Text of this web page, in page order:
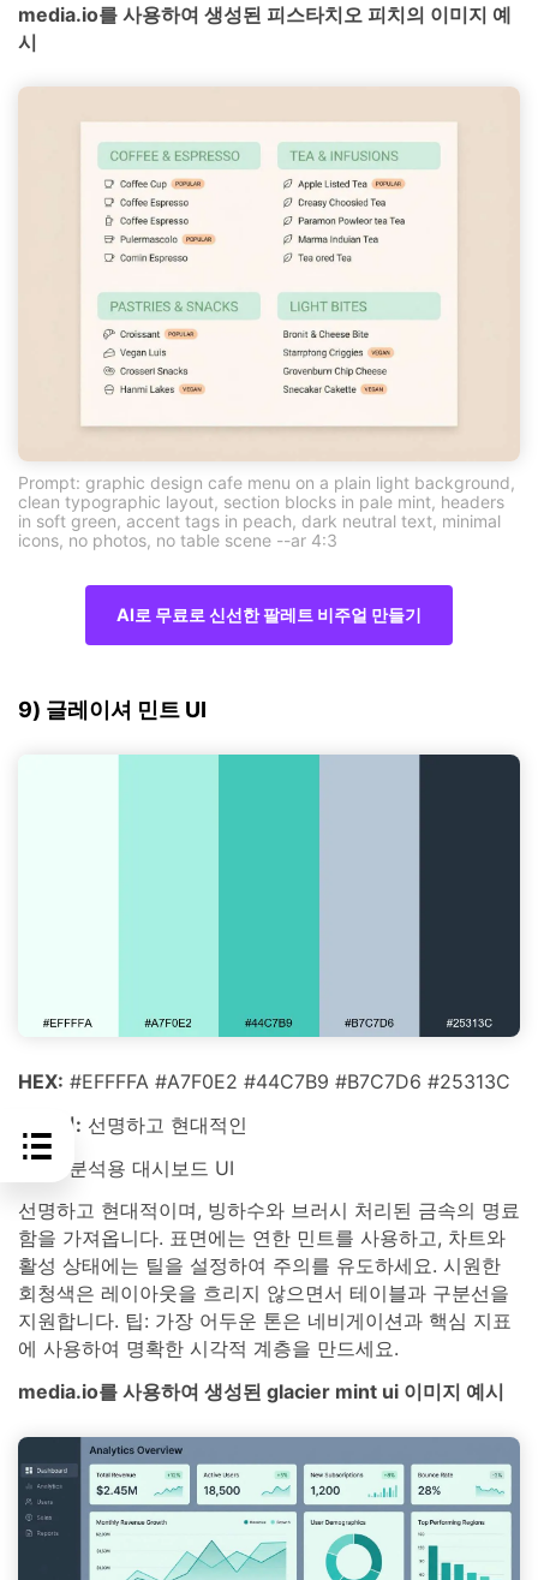
media.io를 사용하여 생성된 피스타치오 피치의 이미지 예
시
Prompt: graphic design cafe menu on a plain light background,
clean typographic layout, section blocks in pale mint, headers
in soft green, accent tags in peach, dark neutral text, minimal
icons, no photos, no table scene --ar 4:3
AI로 무료로 신선한 팔레트 비주얼 만들기
9) 글레이셔 민트 UI
HEX: #EFFFFA #A7F0E2 #44C7B9 #B7C7D6 #25313C
분위기: 선명하고 현대적인
최적:
분석용 대시보드 UI
선명하고 현대적이며, 빙하수와 브러시 처리된 금속의 명료
함을 가져옵니다. 표면에는 연한 민트를 사용하고, 차트와
활성 상태에는 틸을 설정하여 주의를 유도하세요. 시원한
회청색은 레이아웃을 흐리지 않으면서 테이블과 구분선을
지원합니다. 팁: 가장 어두운 톤은 네비게이션과 핵심 지표
에 사용하여 명확한 시각적 계층을 만드세요.
media.io를 사용하여 생성된 glacier mint ui 이미지 예시